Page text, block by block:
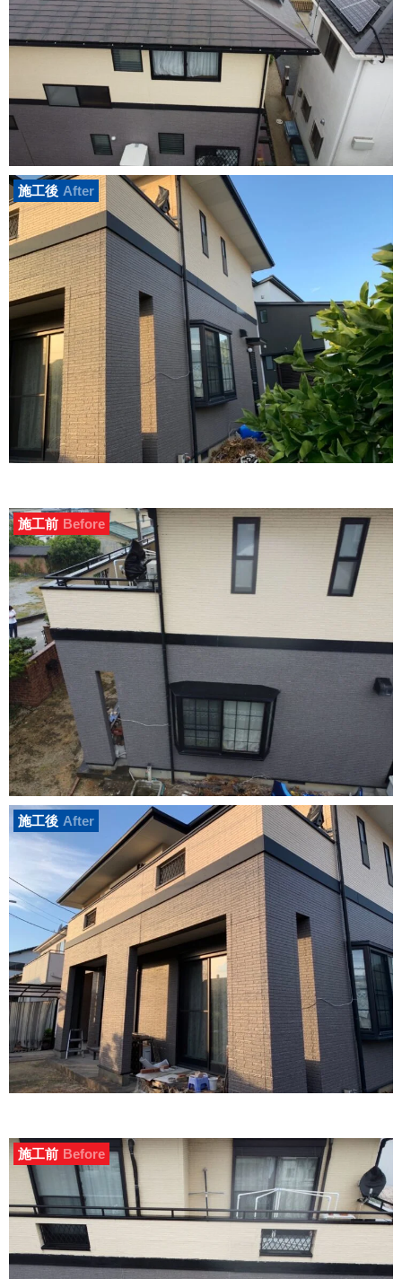
施工後 After
施工前 Before
施工後 After
施工前 Before